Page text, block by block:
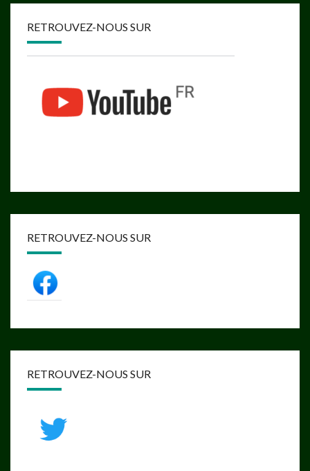
RETROUVEZ-NOUS SUR
RETROUVEZ-NOUS SUR
RETROUVEZ-NOUS SUR